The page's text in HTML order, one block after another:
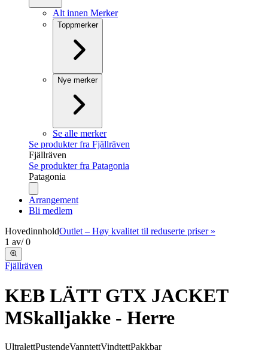
Alt innen Merker
Toppmerker
Nye merker
Se alle merker
Se produkter fra Fjällräven
Fjällräven
Se produkter fra Patagonia
Patagonia
Arrangement
Bli medlem
HovedinnholdOutlet – Høy kvalitet til reduserte priser »
1 av/ 0
Fjällräven
KEB LÄTT GTX JACKET
MSkalljakke - Herre
UltralettPustendeVanntettVindtettPakkbar